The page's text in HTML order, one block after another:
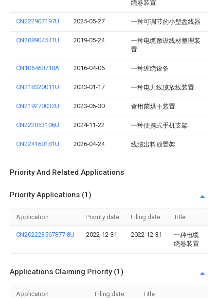
绕卷装置
CN222907197U 2025-05-27 一种可调节的小型盘线器
CN208904541U 2019-05-24
一种电缆敷设线材整理装
置
CN105460710A 2016-04-06 一种缠绕设备
CN218320011U 2023-01-17 一种电力线缆放线装置
CN219270032U 2023-06-30 食用菌烘干装置
CN222053106U 2024-11-22 一种便携式手机支架
CN224160181U 2026-04-24 线缆出料放置架
Priority And Related Applications
Priority Applications (1)
Application Priority date Filing date Title
CN202223567877.8U 2022-12-31 2022-12-31
一种电缆
绕卷装置
Applications Claiming Priority (1)
Application Filing date Title